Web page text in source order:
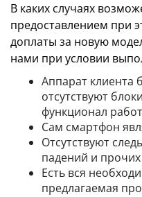
В каких случаях
предоставлением при
доплаты за новую
нами при условии
Аппарат клиента
отсутствуют
функционал
Сам смартфон
Отсутствуют
падений и
Есть вся
предлагаемая